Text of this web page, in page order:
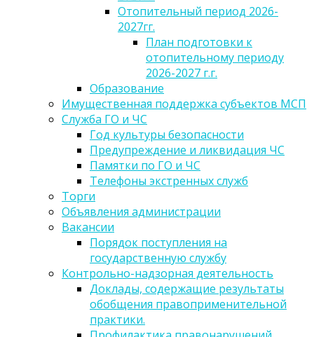
Отопительный период 2026-
2027гг.
План подготовки к
отопительному периоду
2026-2027 г.г.
Образование
Имущественная поддержка субъектов МСП
Служба ГО и ЧС
Год культуры безопасности
Предупреждение и ликвидация ЧС
Памятки по ГО и ЧС
Телефоны экстренных служб
Торги
Объявления администрации
Вакансии
Порядок поступления на
государственную службу
Контрольно-надзорная деятельность
Доклады, содержащие результаты
обобщения правоприменительной
практики.